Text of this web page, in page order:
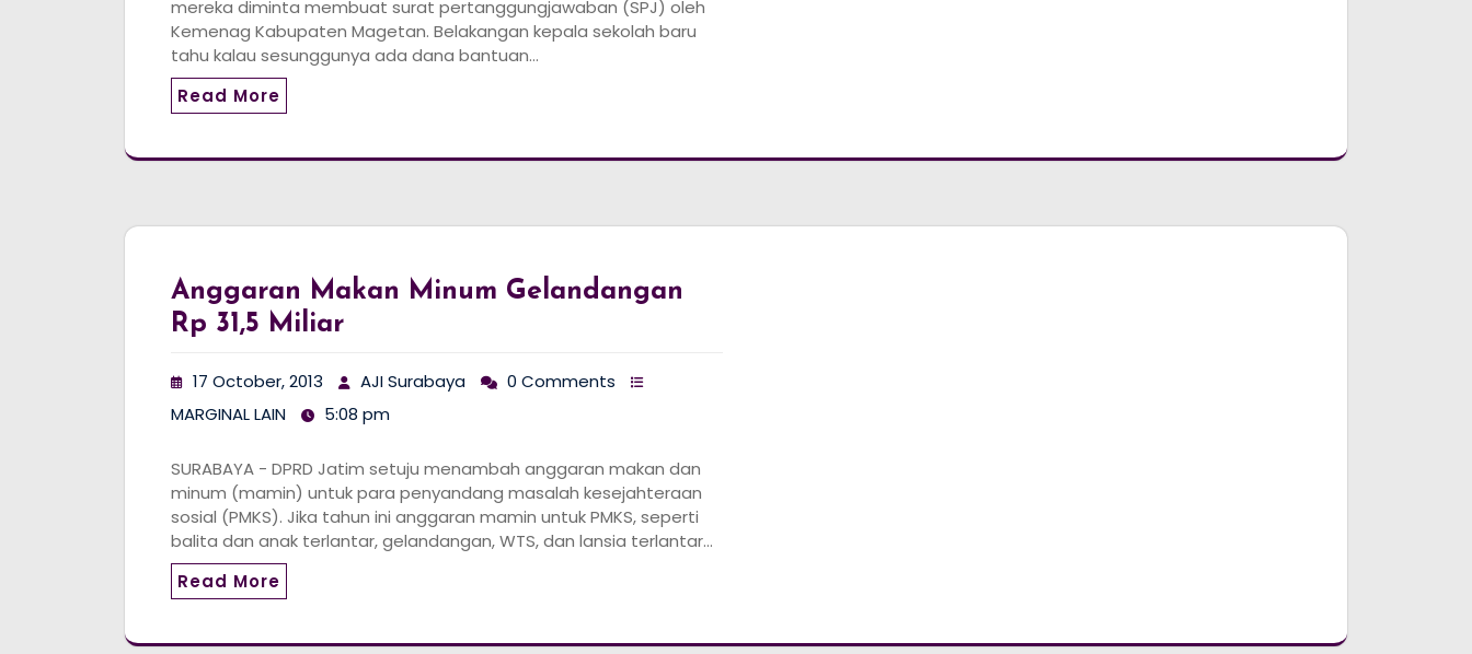
mereka diminta membuat surat pertanggungjawaban (SPJ) oleh
Kemenag Kabupaten Magetan. Belakangan kepala sekolah baru
tahu kalau sesunggunya ada dana bantuan…
Read More
Anggaran Makan Minum Gelandangan
Rp 31,5 Miliar
17 October, 2013 AJI Surabaya
0 Comments
MARGINAL LAIN
5:08 pm
SURABAYA - DPRD Jatim setuju menambah anggaran makan dan
minum (mamin) untuk para penyandang masalah kesejahteraan
sosial (PMKS). Jika tahun ini anggaran mamin untuk PMKS, seperti
balita dan anak terlantar, gelandangan, WTS, dan lansia terlantar…
Read More